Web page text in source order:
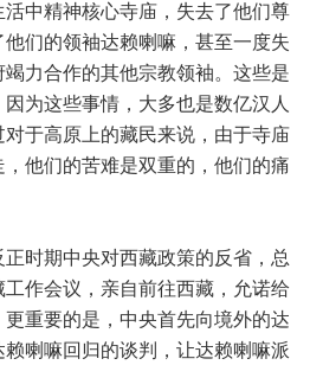
中精神核心寺庙，失去了他们尊
们的领袖达赖喇嘛，甚至一度失
力合作的其他宗教领袖。这些是
为这些事情，大多也是数亿汉人
于高原上的藏民来说，由于寺庙
他们的苦难是双重的，他们的痛
时期中央对西藏政策的反省，总
作会议，亲自前往西藏，允诺给
重要的是，中央首先向境外的达
喇嘛回归的谈判，让达赖喇嘛派